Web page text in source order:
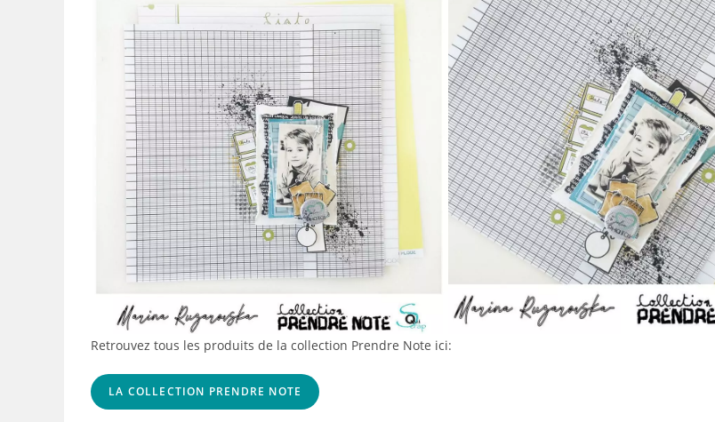
Retrouvez tous les produits de la collection Prendre Note ici:
LA COLLECTION PRENDRE NOTE